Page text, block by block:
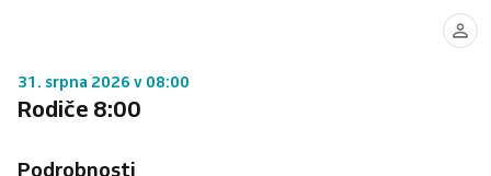
31. srpna 2026 v 08:00
Rodiče 8:00
Podrobnosti